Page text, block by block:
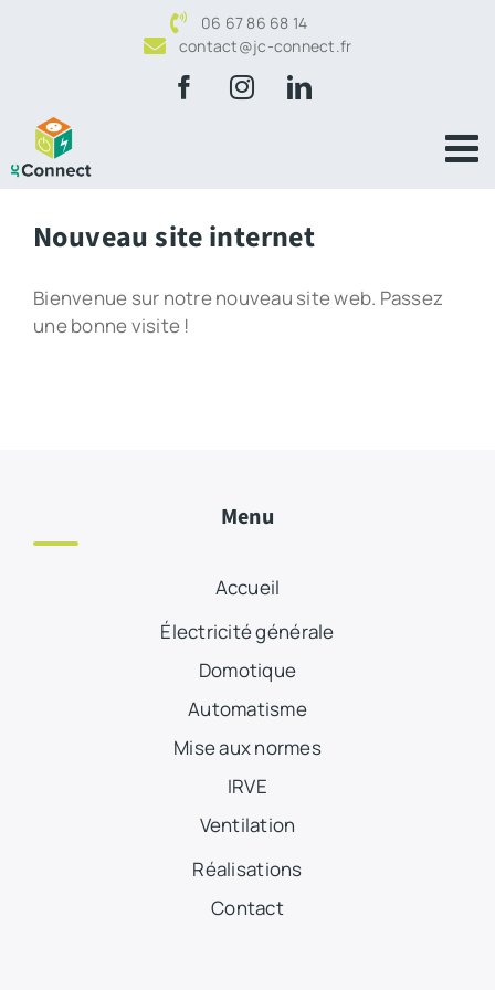
06 67 86 68 14
contact@jc-connect.fr
FacebookInstagramLinkedIn
Nouveau site internet
Bienvenue sur notre nouveau site web. Passez
une bonne visite !
Menu
Accueil
Électricité générale
Domotique
Automatisme
Mise aux normes
IRVE
Ventilation
Réalisations
Contact